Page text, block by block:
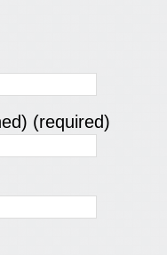
(required)